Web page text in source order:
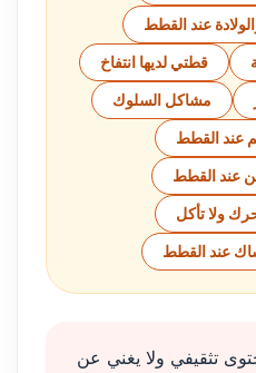
عند القطط
قطتي لديها انتفاخ
مشاكل السلوك
عند القطط
عند القطط
ولا تأكل
عند القطط
تثقيفي ولا يغني عن